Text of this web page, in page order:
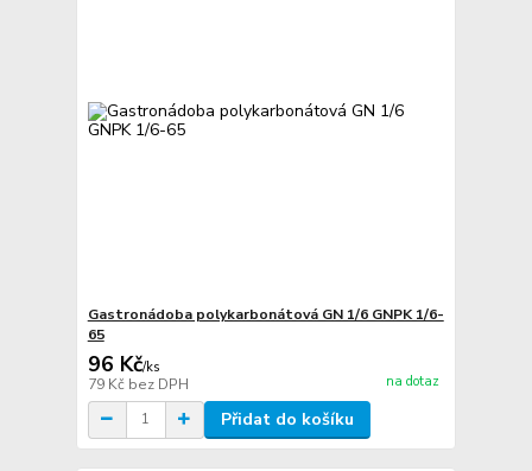
Gastronádoba polykarbonátová GN 1/6 GNPK 1/6-
65
96 Kč/ks
79 Kč bez DPH na dotaz
Přidat do košíku